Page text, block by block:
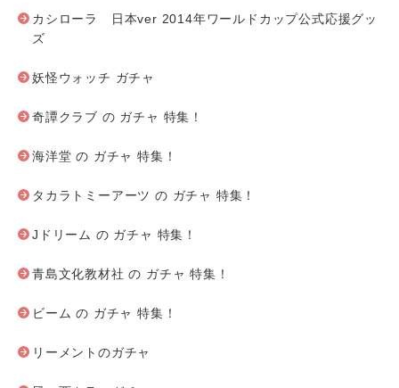
カシローラ 日本ver 2014年ワールドカップ公式応援グッ
ズ
妖怪ウォッチ ガチャ
奇譚クラブ の ガチャ 特集！
海洋堂 の ガチャ 特集！
タカラトミーアーツ の ガチャ 特集！
Jドリーム の ガチャ 特集！
青島文化教材社 の ガチャ 特集！
ビーム の ガチャ 特集！
リーメントのガチャ